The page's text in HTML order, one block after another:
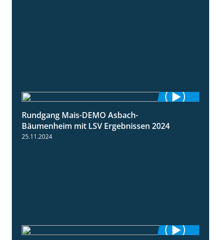
Rundgang Mais-DEMO Asbach-
Bäumenheim mit LSV Ergebnissen 2024
25.11.2024